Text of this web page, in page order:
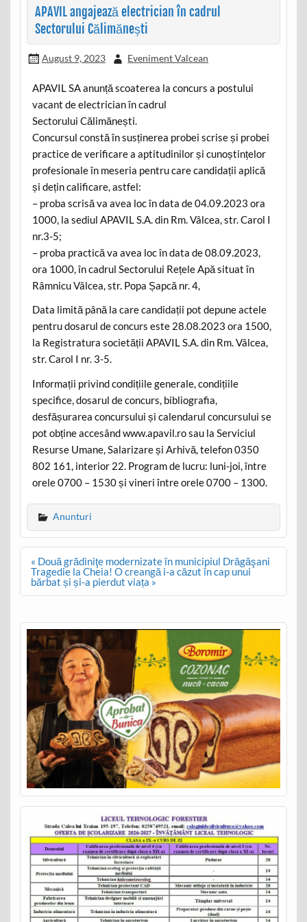
APAVIL angajează electrician în cadrul
Sectorului Călimănești
August 9, 2023 Eveniment Valcean
APAVIL SA anunță scoaterea la concurs a postului
vacant de electrician în cadrul
Sectorului Călimănești.
Concursul constă în susținerea probei scrise și probei
practice de verificare a aptitudinilor și cunoștințelor
profesionale în meseria pentru care candidații aplică
și dețin calificare, astfel:
– proba scrisă va avea loc în data de 04.09.2023 ora
1000, la sediul APAVIL S.A. din Rm. Vâlcea, str. Carol I
nr.3-5;
– proba practică va avea loc în data de 08.09.2023,
ora 1000, în cadrul Sectorului Rețele Apă situat în
Râmnicu Vâlcea, str. Popa Șapcă nr. 4,
Data limită până la care candidații pot depune actele
pentru dosarul de concurs este 28.08.2023 ora 1500,
la Registratura societății APAVIL S.A. din Rm. Vâlcea,
str. Carol I nr. 3-5.
Informații privind condițiile generale, condițiile
specifice, dosarul de concurs, bibliografia,
desfășurarea concursului și calendarul concursului se
pot obține accesând www.apavil.ro sau la Serviciul
Resurse Umane, Salarizare și Arhivă, telefon 0350
802 161, interior 22. Program de lucru: luni-joi, între
orele 0700 – 1530 și vineri între orele 0700 – 1300.
Anunturi
Post
navigation
« Două grădiniţe modernizate în municipiul Drăgăşani
Tragedie la Cheia! O creangă i-a căzut în cap unui
bărbat și și-a pierdut viața »